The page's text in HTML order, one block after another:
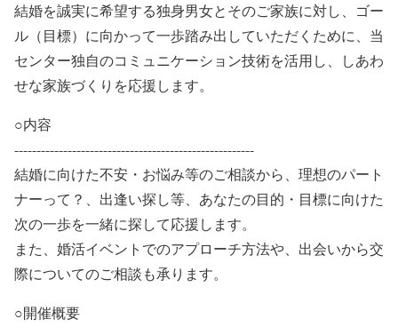
結婚を誠実に希望する独身男女とそのご家族に対し、ゴー
ル（目標）に向かって一歩踏み出していただくために、当
センター独自のコミュニケーション技術を活用し、しあわ
せな家族づくりを応援します。
○内容
------------------------------------------------------
結婚に向けた不安・お悩み等のご相談から、理想のパート
ナーって？、出逢い探し等、あなたの目的・目標に向けた
次の一歩を一緒に探して応援します。
また、婚活イベントでのアプローチ方法や、出会いから交
際についてのご相談も承ります。
○開催概要